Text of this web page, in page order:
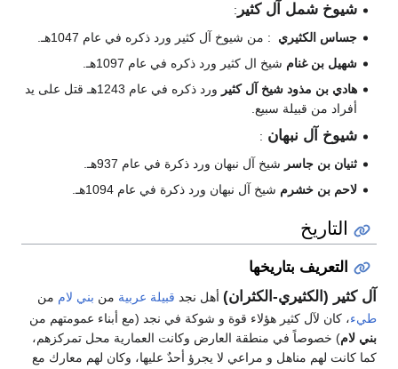
شيوخ شمل آل كثير :
جساس الكثيري
: من شيوخ آل كثير ورد ذكره في عام 1047هـ.
شهيل بن غنام شيخ ال كثير ورد ذكره في عام 1097هـ.
هادي بن مذود شيخ آل كثير
ورد ذكره في عام 1243هـ قتل على يد
أفراد من قبيلة سبيع.
شيوخ آل نبهان :
ثنيان بن جاسر شيخ آل نبهان ورد ذكرة في عام 937هـ.
لاحم بن خشرم شيخ آل نبهان ورد ذكرة في عام 1094هـ.
التاريخ
التعريف بتاريخها
آل كثير (الكثيري-الكثران) أهل نجد قبيلة عربية من بني لام من
طيء، كان لآل كثير هؤلاء قوة و شوكة في نجد (مع أبناء عمومتهم من
بني لام) خصوصاً في منطقة العارض وكانت العمارية محل تمركزهم،
كما كانت لهم مناهل و مراعي لا يجرؤ أحدٌ عليها، وكان لهم معارك مع